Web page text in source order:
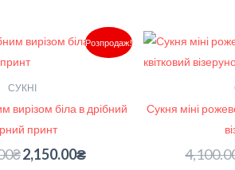
Розпродаж!
СУКНІ
вирізом біла в дрібний
принт
₴
Оригінальна
ціна:
2,650.00₴.
2,150.00₴
Поточна
ціна:
2,150.00₴.
Сукня міні